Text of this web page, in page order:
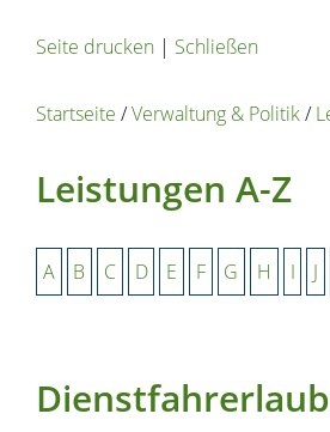
Seite drucken | Schließen
Startseite /Verwaltung & Politik/
Leistungen A-Z
A B C D E F G H I J